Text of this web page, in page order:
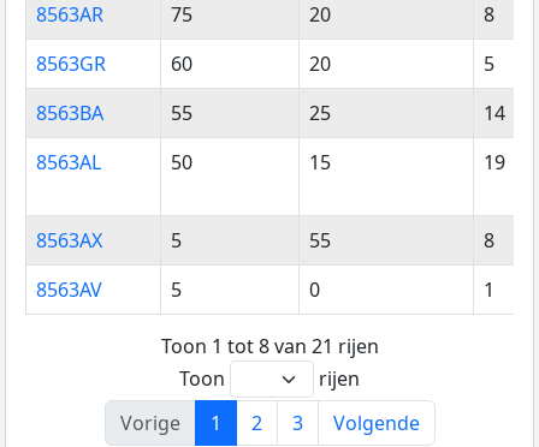
8563AR 75 20
8
8563GR
60 20
5
8563BA
55 25
14
8563AL
50 15 19
8563AX 5 55
8
8563AV
5 0 1
Toon 1 tot 8 van 21 rijen
Toon
rijen
Vorige
1 2 3 Volgende